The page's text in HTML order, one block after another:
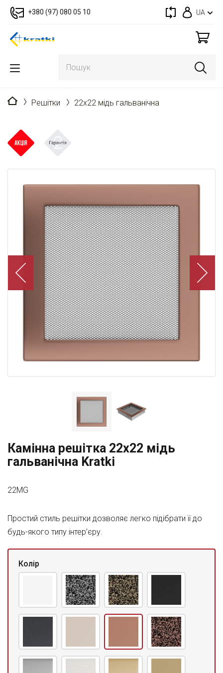
+380 (97) 080 05 10 UA
Головна
Решітки 22x22 мідь гальванічна
Камінна решітка 22x22 мідь
гальванічна Kratki
22MG
Простий стиль решітки дозволяє легко підібрати її до
будь-якого типу інтер’єру.
Колір